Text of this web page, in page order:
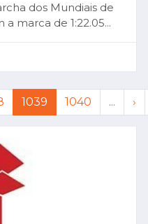
dos Mundiais de
marca de 1:22.05...
1039 1040 ... ›